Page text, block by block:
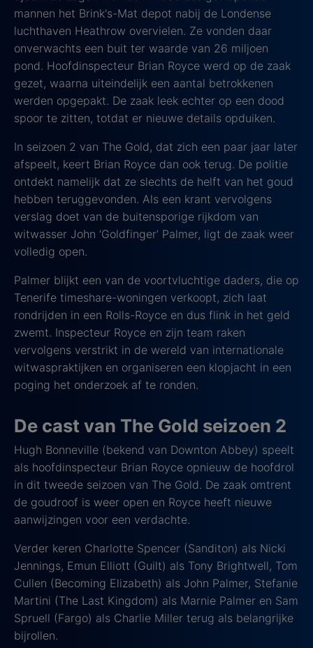
mannen het Brink's-Mat depot nabij de Londense
luchthaven Heathrow overvielen. Ze vonden daar
onverwachts een buit ter waarde van 26 miljoen
pond. Hoofdinspecteur Brian Royce werd op de zaak
gezet, waarna uiteindelijk een aantal betrokkenen
werden opgepakt. De zaak leek echter op een dood
spoor te zitten, totdat er nieuwe details opduiken.
In seizoen 2 van The Gold, dat zich een paar jaar later
afspeelt, keert Brian Royce dan ook terug. De politie
ontdekt namelijk dat ze slechts de helft van het goud
hebben teruggevonden. Als een krant vervolgens
verslag doet van de buitensporige rijkdom van
witwasser John ‘Goldfinger’ Palmer, ligt de zaak weer
volledig open.
Palmer blijkt een van de voortvluchtige daders, die op
Tenerife timeshare-woningen verkoopt, zich laat
rondrijden in een Rolls-Royce en dus flink in het geld
zwemt. Inspecteur Royce en zijn team raken
vervolgens verstrikt in de wereld van internationale
witwaspraktijken en organiseren een klopjacht in een
poging het onderzoek af te ronden.
De cast van The Gold seizoen 2
Hugh Bonneville (bekend van Downton Abbey) speelt
als hoofdinspecteur Brian Royce opnieuw de hoofdrol
in dit tweede seizoen van The Gold. De zaak omtrent
de goudroof is weer open en Royce heeft nieuwe
aanwijzingen voor een verdachte.
Verder keren Charlotte Spencer (Sanditon) als Nicki
Jennings, Emun Elliott (Guilt) als Tony Brightwell, Tom
Cullen (Becoming Elizabeth) als John Palmer, Stefanie
Martini (The Last Kingdom) als Marnie Palmer en Sam
Spruell (Fargo) als Charlie Miller terug als belangrijke
bijrollen.